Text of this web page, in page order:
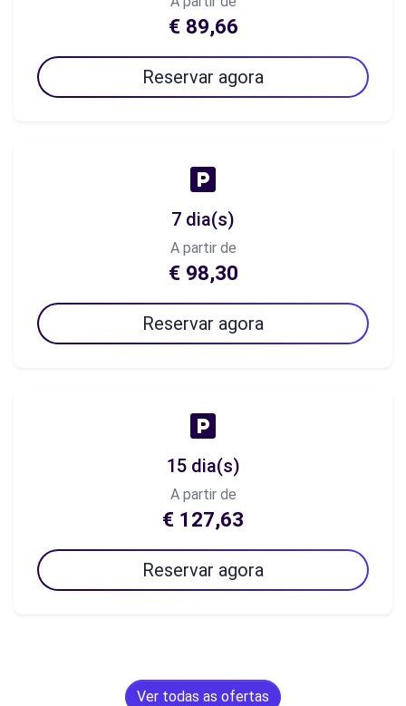
€ 89,66
Reservar agora
7 dia(s)
A partir de
€ 98,30
Reservar agora
15 dia(s)
A partir de
€ 127,63
Reservar agora
Ver todas as ofertas